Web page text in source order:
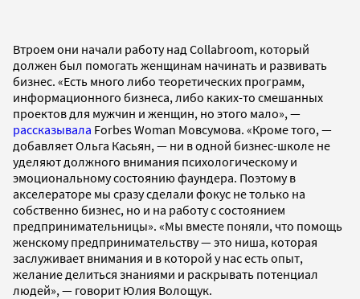
Втроем они начали работу над Collabroom, который
должен был помогать женщинам начинать и развивать
бизнес. «Есть много либо теоретических программ,
информационного бизнеса, либо каких-то смешанных
проектов для мужчин и женщин, но этого мало», —
рассказывала Forbes Woman Мовсумова. «Кроме того, —
добавляет Ольга Касьян, — ни в одной бизнес-школе не
уделяют должного внимания психологическому и
эмоциональному состоянию фаундера. Поэтому в
акселераторе мы сразу сделали фокус не только на
собственно бизнес, но и на работу с состоянием
предпринимательницы». «Мы вместе поняли, что помощь
женскому предпринимательству — это ниша, которая
заслуживает внимания и в которой у нас есть опыт,
желание делиться знаниями и раскрывать потенциал
людей», — говорит Юлия Волощук.